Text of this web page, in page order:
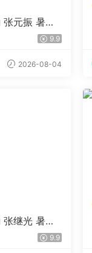
元振 暑假
9.9
2026-08-04
继光 暑假
9.9